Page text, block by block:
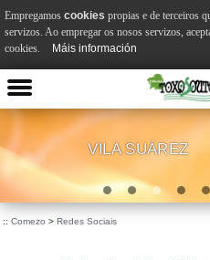
VILA SUÁREZ
:: Comezo > Redes Sociais
Empregamos cookies propias e de terceiros
servizos. Ao empregar os nosos servizos,
cookies.
Máis información